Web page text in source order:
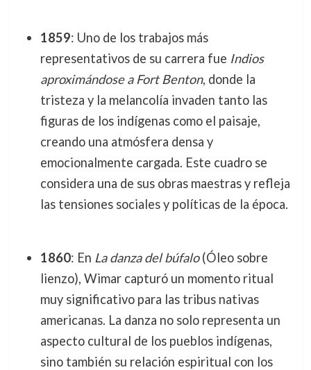
1859: Uno de los trabajos más
representativos de su carrera fue Indios
aproximándose a Fort Benton, donde la
tristeza y la melancolía invaden tanto las
figuras de los indígenas como el paisaje,
creando una atmósfera densa y
emocionalmente cargada. Este cuadro se
considera una de sus obras maestras y refleja
las tensiones sociales y políticas de la época.
1860: En La danza del búfalo(Óleo sobre
lienzo), Wimar capturó un momento ritual
muy significativo para las tribus nativas
americanas. La danza no solo representa un
aspecto cultural de los pueblos indígenas,
sino también su relación espiritual con los